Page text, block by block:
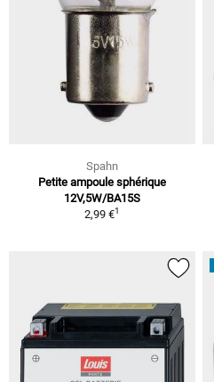
Spahn
Petite ampoule sphérique
12V,5W/BA15S
2,99 €1